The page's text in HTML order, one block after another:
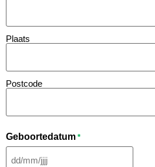
Plaats
Postcode
Geboortedatum *